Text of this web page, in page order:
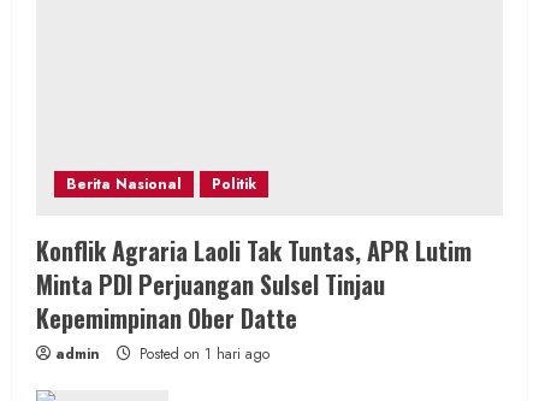
Berita Nasional Politik
Konflik Agraria Laoli Tak Tuntas, APR Lutim
Minta PDI Perjuangan Sulsel Tinjau
Kepemimpinan Ober Datte
admin Posted on 1 hari ago